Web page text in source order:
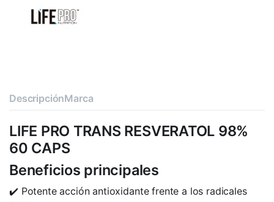
DescripciónMarca
LIFE PRO TRANS RESVERATOL 98%
60 CAPS
Beneficios principales
✔️ Potente acción antioxidante frente a los radicales